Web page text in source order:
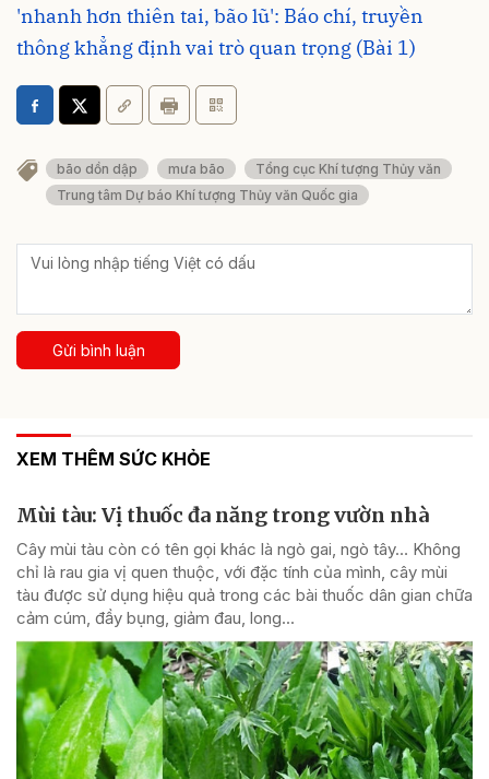
'nhanh hơn thiên tai, bão lũ': Báo chí, truyền
thông khẳng định vai trò quan trọng (Bài 1)
bão dồn dập mưa bão
Tổng cục Khí tượng Thủy văn
Trung tâm Dự báo Khí tượng Thủy văn Quốc gia
Gửi bình luận
XEM THÊM SỨC KHỎE
Mùi tàu: Vị thuốc đa năng trong vườn nhà
Cây mùi tàu còn có tên gọi khác là ngò gai, ngò tây… Không
chỉ là rau gia vị quen thuộc, với đặc tính của mình, cây mùi
tàu được sử dụng hiệu quả trong các bài thuốc dân gian chữa
cảm cúm, đầy bụng, giảm đau, long...